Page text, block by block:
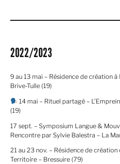
2022/2023
9 au 13 mai – Résidence de création
Brive-Tulle (19)
14 mai – Rituel partagé –
(19)
17 sept. – Symposium Langue &
Rencontre par Sylvie Balestra – La
21 au 23 nov. – Résidence de
Territoire – Bressuire (79)